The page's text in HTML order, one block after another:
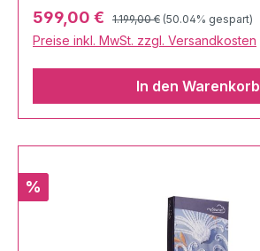
Verkaufspreis:
599,00 € Regulärer Preis:
1.199,00 € (50.04% gespart)
Preise inkl. MwSt. zzgl. Versandkosten
In den Warenkorb
Rabatt
%